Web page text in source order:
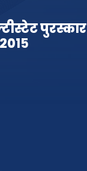
पुरस्कार
२०१५